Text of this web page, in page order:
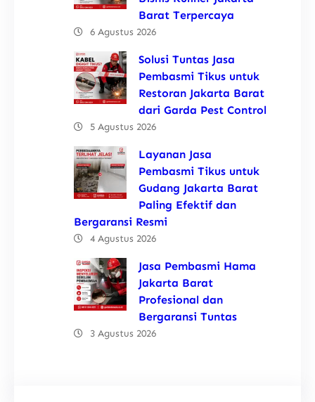
Barat Terpercaya
6 Agustus 2026
Solusi Tuntas Jasa
Pembasmi Tikus untuk
Restoran Jakarta Barat
dari Garda Pest Control
5 Agustus 2026
Layanan Jasa
Pembasmi Tikus untuk
Gudang Jakarta Barat
Paling Efektif dan
Bergaransi Resmi
4 Agustus 2026
Jasa Pembasmi Hama
Jakarta Barat
Profesional dan
Bergaransi Tuntas
3 Agustus 2026